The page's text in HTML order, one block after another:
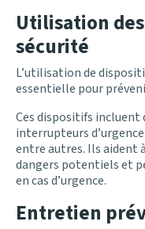
Utilisation
sécurité
L’utilisation de
essentielle pour
Ces dispositifs incluent
interrupteurs
entre autres. Ils aident
dangers potentiels et
en cas d’urgence.
Entretien